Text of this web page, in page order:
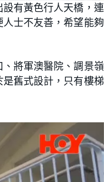
有黃色行人天橋，連
士不友善，希望能夠
將軍澳醫院、調景嶺
舊式設計，只有樓梯